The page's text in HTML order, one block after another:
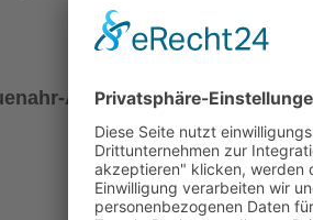
Ahrweiler, Germany